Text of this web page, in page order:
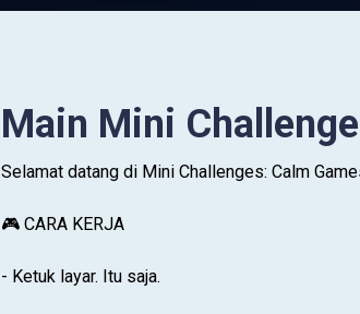
Main Mini
Selamat datang di Mini Challenges: Calm
🎮 CARA KERJA
- Ketuk layar. Itu saja.